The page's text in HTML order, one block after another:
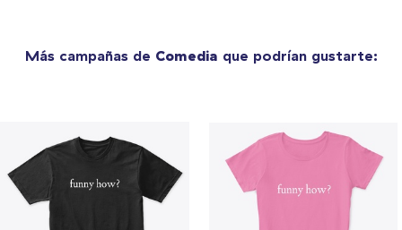
Más campañas de Comedia que podrían gustarte: